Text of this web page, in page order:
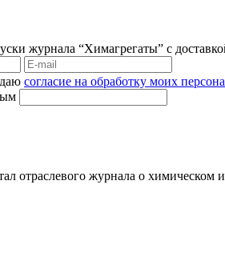
журнала “Химагрегаты” с
согласие на обработку моих
отраслевого журнала о